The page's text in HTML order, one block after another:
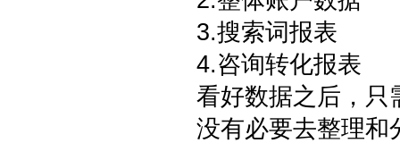
3.搜索词报表
4.咨询转化报表
看好数据之后，只
没有必要去整理和